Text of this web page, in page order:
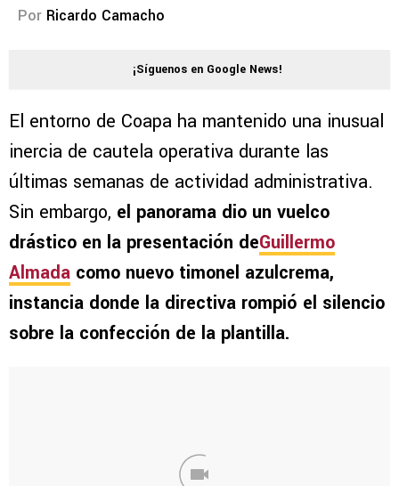
Por Ricardo Camacho
¡Síguenos en Google News!
El entorno de Coapa ha mantenido una inusual
inercia de cautela operativa durante las
últimas semanas de actividad administrativa.
Sin embargo, el panorama dio un vuelco
drástico en la presentación deGuillermo
Almada como nuevo timonel azulcrema,
instancia donde la directiva rompió el silencio
sobre la confección de la plantilla.